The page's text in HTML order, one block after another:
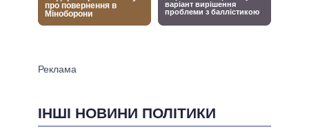
ІНШІ НОВИНИ ПОЛІТИКИ